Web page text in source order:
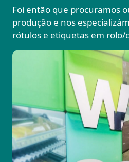
Foi então que procuramos
produção e nos
rótulos e etiquetas em rolo/